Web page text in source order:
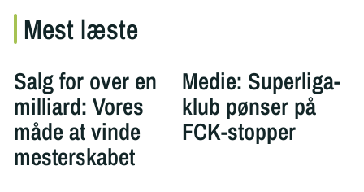
Mest læste
Salg for over en
milliard: Vores
måde at vinde
mesterskabet
Medie: Superliga-
klub pønser på
FCK-stopper